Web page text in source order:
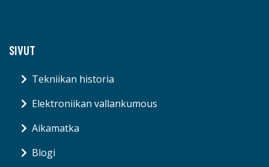
SIVUT
Tekniikan historia
Elektroniikan vallankumous
Aikamatka
Blogi